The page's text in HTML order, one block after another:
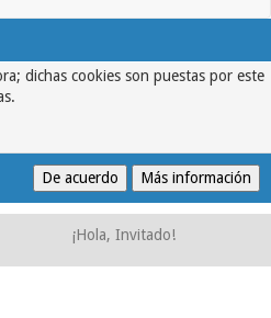
dichas cookies son puestas por este
¡Hola, Invitado!